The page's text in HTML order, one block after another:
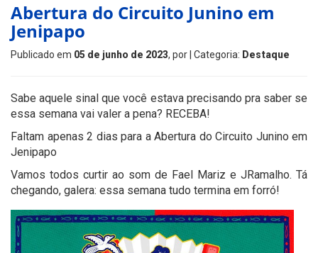
Abertura do Circuito Junino em
Jenipapo
Publicado em 05 de junho de 2023, por | Categoria: Destaque
Sabe aquele sinal que você estava precisando pra saber se
essa semana vai valer a pena? RECEBA!
Faltam apenas 2 dias para a Abertura do Circuito Junino em
Jenipapo
Vamos todos curtir ao som de Fael Mariz e JRamalho. Tá
chegando, galera: essa semana tudo termina em forró!